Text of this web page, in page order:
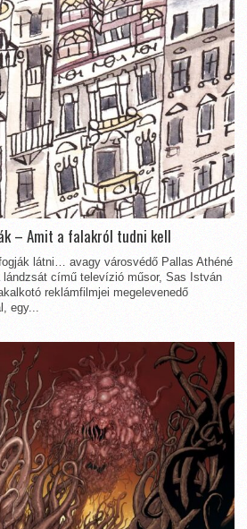
– Amit a falakról tudni kell
látni… avagy városvédő Pallas Athéné
lándzsát című televízió műsor, Sas István
reklámfilmjei megelevenedő
egy...